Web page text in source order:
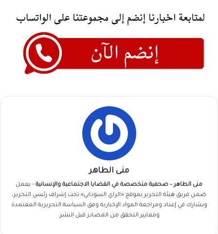
منى الطاهر
منى الطاهر – صحفية متخصصة في القضايا الاجتماعية والإنسانية - يعمل
ضمن فريق هيئة التحرير بموقع «الراي السوداني» تحت إشراف رئيس التحرير،
ويشارك في إعداد ومراجعة المواد الإخبارية وفق السياسة التحريرية المعتمدة
ومعايير التحقق من المصادر قبل النشر.